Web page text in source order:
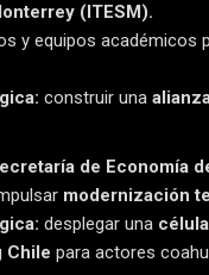
(ITESM).
y equipos académicos
construir una
de Economía
modernización
desplegar una
Chile para actores